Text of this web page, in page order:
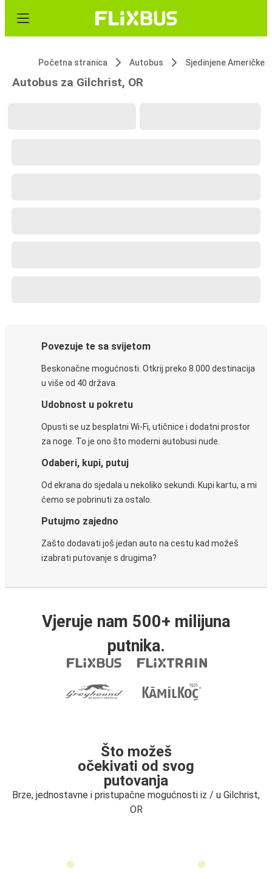
Početna stranica Autobus
Autobus za Gilchrist, OR
Povezuje te sa svijetom
Beskonačne mogućnosti. Otkrij preko 8.000 destinacija
u više od 40 država.
Udobnost u pokretu
Opusti se uz besplatni Wi-Fi, utičnice i dodatni prostor
za noge. To je ono što moderni autobusi nude.
Odaberi, kupi, putuj
Od ekrana do sjedala u nekoliko sekundi. Kupi kartu, a mi
ćemo se pobrinuti za ostalo.
Putujmo zajedno
Zašto dodavati još jedan auto na cestu kad možeš
izabrati putovanje s drugima?
Vjeruje nam 500+ milijuna
putnika.
Što možeš
očekivati od svog
putovanja
Brze, jednostavne i pristupačne mogućnosti iz / u Gilchrist,
OR